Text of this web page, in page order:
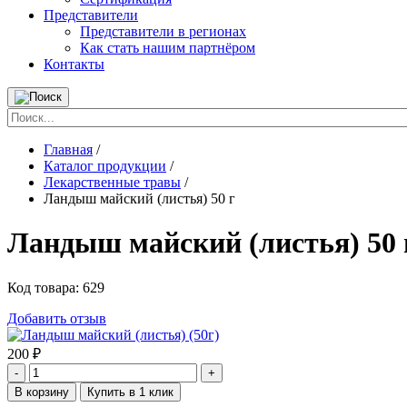
Представители
Представители в регионах
Как стать нашим партнёром
Контакты
Главная /
Каталог продукции /
Лекарственные травы /
Ландыш майский (листья) 50 г
Ландыш майский (листья) 50
Код товара: 629
Добавить отзыв
200 ₽
- +